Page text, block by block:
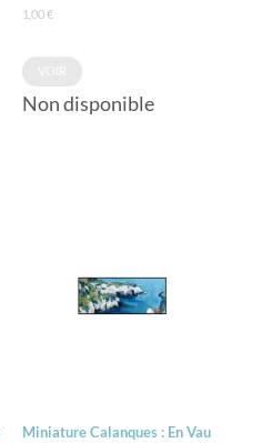
1,00€
Non disponible
Miniature Calanques : En Vau